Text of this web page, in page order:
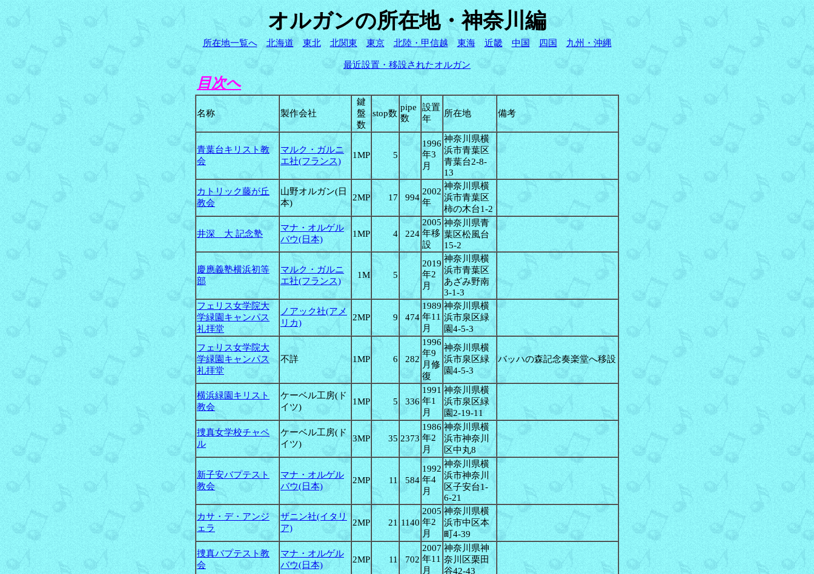
オルガンの所在地・神奈川編
所在地一覧へ 北海道 東北 北関東 東京 北陸・甲信越 東海 近畿 中国 四国 九州・沖縄
最近設置・移設されたオルガン
目次へ
名称 製作会社
鍵
盤
数
stop数
pipe
数
設置
年
所在地 備考
青葉台キリスト教
会
マルク・ガルニ
エ社(フランス)
1MP 5
1996
年3
月
神奈川県横
浜市青葉区
青葉台2-8-
13
カトリック藤が丘
教会
山野オルガン(日
本)
2MP 17 994
2002
年
神奈川県横
浜市青葉区
柿の木台1-2
井深 大 記念塾
マナ・オルゲル
バウ(日本)
1MP 4 224
2005
年移
設
神奈川県青
葉区松風台
15-2
慶應義塾横浜初等
部
マルク・ガルニ
エ社(フランス)
1M 5
2019
年2
月
神奈川県横
浜市青葉区
あざみ野南
3-1-3
フェリス女学院大
学緑園キャンパス
礼拝堂
ノアック社(アメ
リカ)
2MP 9 474
1989
年11
月
神奈川県横
浜市泉区緑
園4-5-3
フェリス女学院大
学緑園キャンパス
礼拝堂
不詳 1MP 6 282
1996
年9
月修
復
神奈川県横
浜市泉区緑
園4-5-3
バッハの森記念奏楽堂へ移設
横浜緑園キリスト
教会
ケーベル工房(ド
イツ)
1MP 5 336
1991
年1
月
神奈川県横
浜市泉区緑
園2-19-11
捜真女学校チャペ
ル
ケーベル工房(ド
イツ)
3MP 35 2373
1986
年2
月
神奈川県横
浜市神奈川
区中丸8
新子安バプテスト
教会
マナ・オルゲル
バウ(日本)
2MP 11 584
1992
年4
月
神奈川県横
浜市神奈川
区子安台1-
6-21
カサ・デ・アンジ
ェラ
ザニン社(イタリ
ア)
2MP 21 1140
2005
年2
月
神奈川県横
浜市中区本
町4-39
捜真バプテスト教
会
マナ・オルゲル
バウ(日本)
2MP 11 702
2007
年11
月
神奈川県神
奈川区栗田
谷42-43